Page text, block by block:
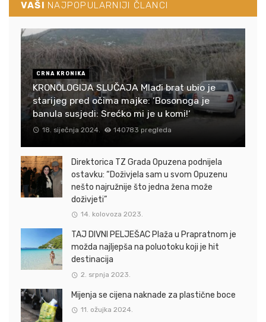
VAŠI NAJPOPULARNIJI ČLANCI
CRNA KRONIKA
KRONOLOGIJA SLUČAJA Mlađi brat ubio je
starijeg pred očima majke: ‘Bosonoga je
banula susjedi: Srećko mi je u komi!‘
18. siječnja 2024. 140783 pregleda
Direktorica TZ Grada Opuzena podnijela
ostavku: “Doživjela sam u svom Opuzenu
nešto najružnije što jedna žena može
doživjeti”
14. kolovoza 2023.
TAJ DIVNI PELJEŠAC Plaža u Prapratnom je
možda najljepša na poluotoku koji je hit
destinacija
2. srpnja 2023.
Mijenja se cijena naknade za plastične boce
11. ožujka 2024.